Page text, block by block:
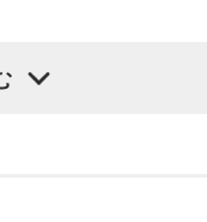
店舗を構えているこ
く、パジャマやレデ
森下圭子さん、宇賀